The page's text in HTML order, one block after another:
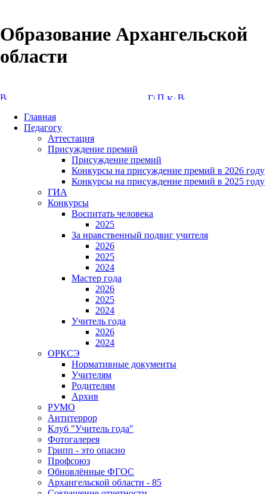
Образование Архангельской
области
Главная
Педагогу
Аттестация
Присуждение премий
Присуждение премий
Конкурсы на присуждение премий в 2026 году
Конкурсы на присуждение премий в 2025 году
ГИА
Конкурсы
Воспитать человека
2025
За нравственный подвиг учителя
2026
2025
2024
Мастер года
2026
2025
2024
Учитель года
2026
2024
ОРКСЭ
Нормативные документы
Учителям
Родителям
Архив
РУМО
Антитеррор
Клуб "Учитель года"
Фотогалерея
Грипп - это опасно
Профсоюз
Обновлённые ФГОС
Архангельской области - 85